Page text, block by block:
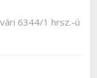
6344/1 hrsz.-ú